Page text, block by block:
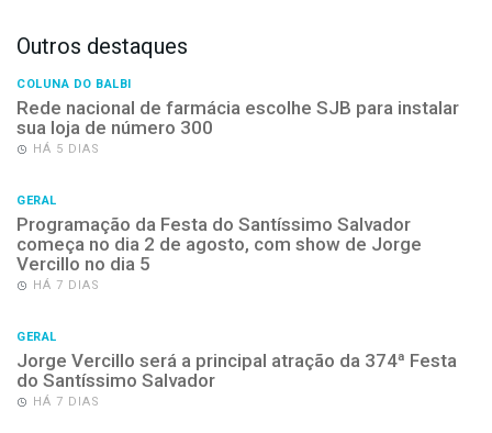
Outros destaques
COLUNA DO BALBI
Rede nacional de farmácia escolhe SJB para instalar
sua loja de número 300
HÁ 5 DIAS
GERAL
Programação da Festa do Santíssimo Salvador
começa no dia 2 de agosto, com show de Jorge
Vercillo no dia 5
HÁ 7 DIAS
GERAL
Jorge Vercillo será a principal atração da 374ª Festa
do Santíssimo Salvador
HÁ 7 DIAS